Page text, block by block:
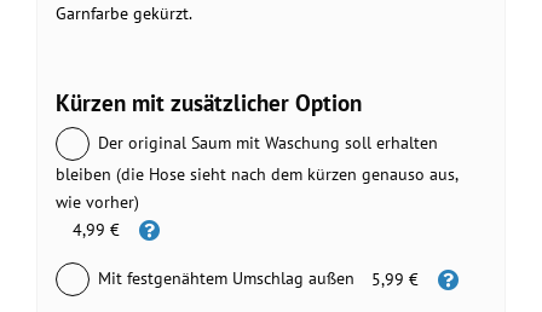
Garnfarbe gekürzt.
Kürzen mit zusätzlicher Option
Der original Saum mit Waschung soll erhalten
bleiben (die Hose sieht nach dem kürzen genauso aus,
wie vorher)
4,99 €
Mit festgenähtem Umschlag außen 5,99 €